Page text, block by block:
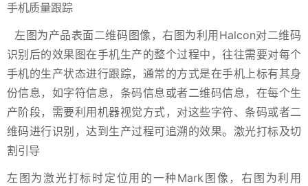
手机质量跟踪
左图为产品表面二维码图像，右图为利用Halcon对二维码
识别后的效果图在手机生产的整个过程中，往往需要对每个
手机的生产状态进行跟踪，通常的方式是在手机上标有其身
份信息，如字符信息，条码信息或者二维码信息，在每个生
产阶段，需要利用机器视觉方式，对这些字符、条码或者二
维码进行识别，达到生产过程可追溯的效果。激光打标及切
割引导
左图为激光打标时定位用的一种Mark图像，右图为利用